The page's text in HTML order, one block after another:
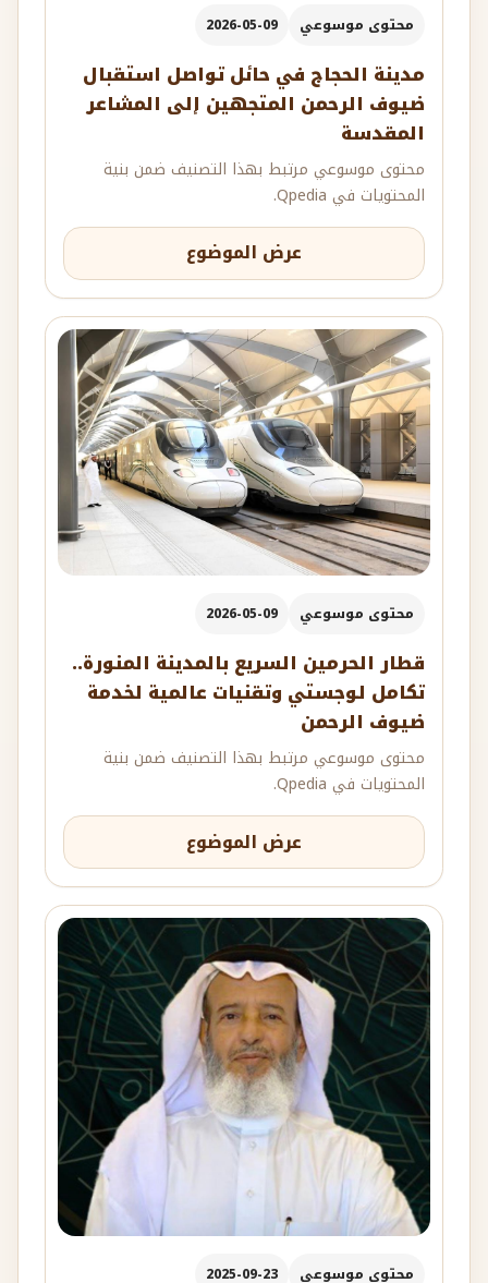
محتوى موسوعي 2026-05-09
مدينة الحجاج في حائل تواصل استقبال
ضيوف الرحمن المتجهين إلى المشاعر
المقدسة
محتوى موسوعي مرتبط بهذا التصنيف ضمن بنية
المحتويات في Qpedia.
عرض الموضوع
محتوى موسوعي 2026-05-09
قطار الحرمين السريع بالمدينة المنورة..
تكامل لوجستي وتقنيات عالمية لخدمة
ضيوف الرحمن
محتوى موسوعي مرتبط بهذا التصنيف ضمن بنية
المحتويات في Qpedia.
عرض الموضوع
محتوى موسوعي 2025-09-23